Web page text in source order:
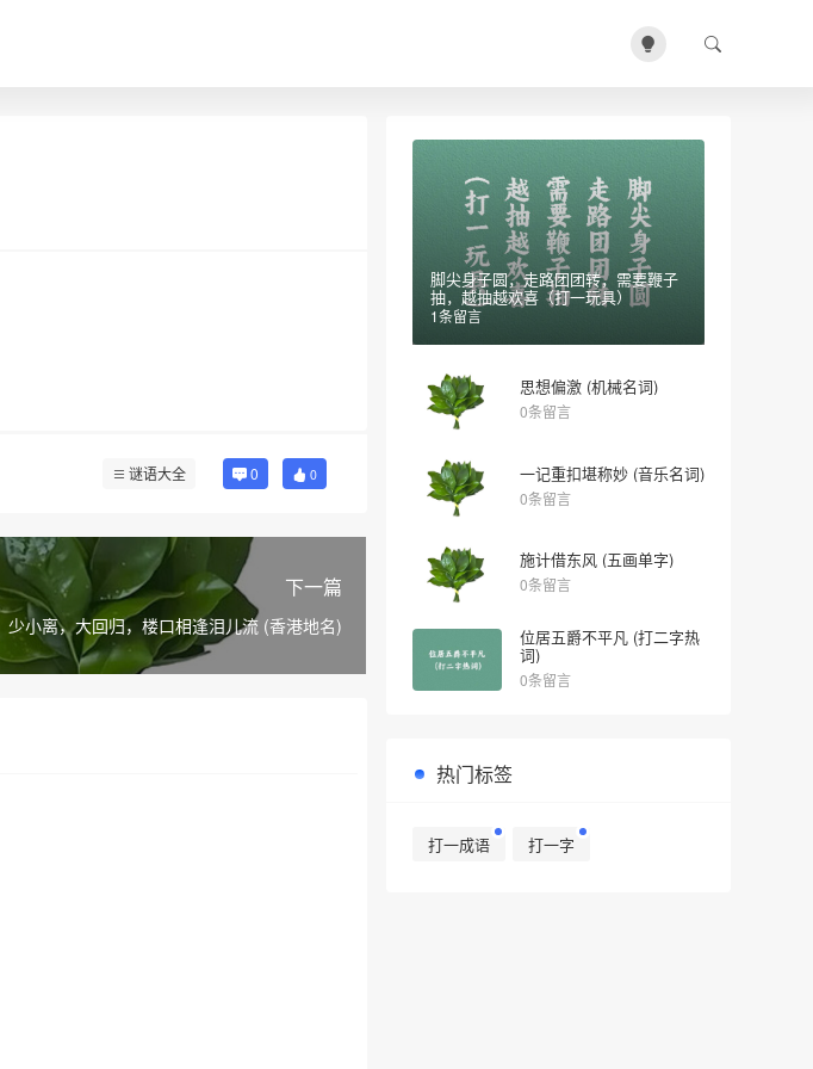
谜语大全 0 0
下一篇
少小离，大回归，楼口相逢泪儿流 (香港地名)
脚尖身子圆，走路团团转，需要鞭子
抽，越抽越欢喜（打一玩具）
1条留言
思想偏激 (机械名词)
0条留言
一记重扣堪称妙 (音乐名词)
0条留言
施计借东风 (五画单字)
0条留言
位居五爵不平凡 (打二字热
词)
0条留言
热门标签
打一成语 打一字